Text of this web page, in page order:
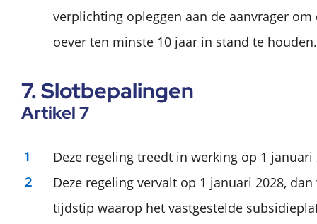
verplichting opleggen aan de aanvrager
oever ten minste 10 jaar in stand te houden.
7. Slotbepalingen
Artikel 7
Deze regeling treedt in werking op 1 januari
Deze regeling vervalt op 1 januari 2028,
tijdstip waarop het vastgestelde